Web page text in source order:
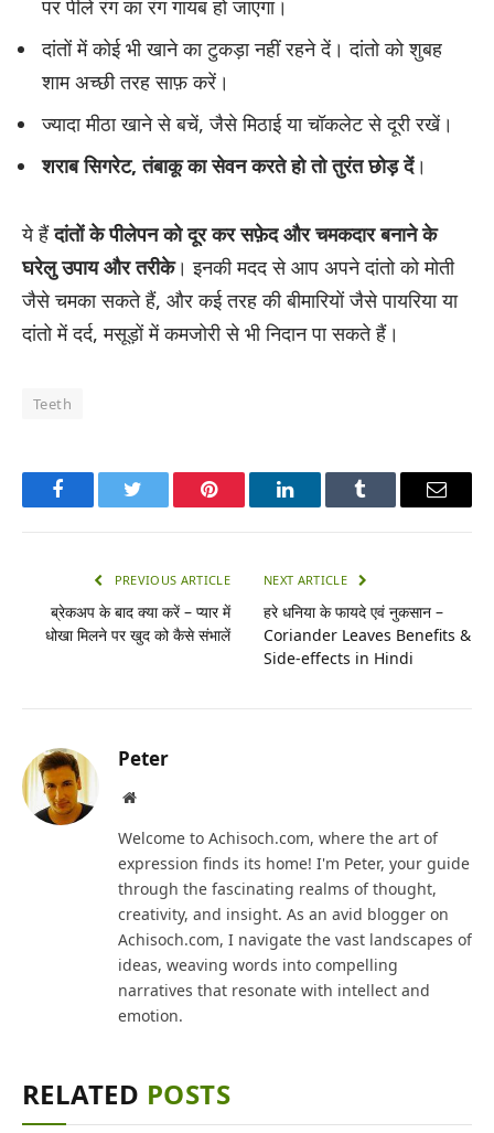
पर पीले रंग का रंग गायब हो जाएगा।
दांतों में कोई भी खाने का टुकड़ा नहीं रहने दें। दांतो को शुबह
शाम अच्छी तरह साफ़ करें।
ज्यादा मीठा खाने से बचें, जैसे मिठाई या चॉकलेट से दूरी रखें।
शराब सिगरेट, तंबाकू का सेवन करते हो तो तुरंत छोड़ दें।
ये हैंदांतों के पीलेपन को दूर कर सफ़ेद और चमकदार बनाने के
घरेलु उपाय और तरीके। इनकी मदद से आप अपने दांतो को मोती
जैसे चमका सकते हैं, और कई तरह की बीमारियों जैसे पायरिया या
दांतो में दर्द, मसूड़ों में कमजोरी से भी निदान पा सकते हैं।
Teeth
FacebookTwitter Pinterest LinkedInTumblr Email
PREVIOUS ARTICLE
ब्रेकअप के बाद क्या करें – प्यार में
धोखा मिलने पर खुद को कैसे संभालें
NEXT ARTICLE
हरे धनिया के फायदे एवं नुकसान –
Coriander Leaves Benefits &
Side-effects in Hindi
Peter
Website
Welcome to Achisoch.com, where the art of
expression finds its home! I'm Peter, your guide
through the fascinating realms of thought,
creativity, and insight. As an avid blogger on
Achisoch.com, I navigate the vast landscapes of
ideas, weaving words into compelling
narratives that resonate with intellect and
emotion.
RELATED POSTS